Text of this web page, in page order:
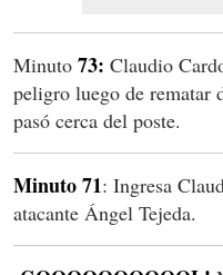
Minuto 73: Claudio
peligro luego de rematar
pasó cerca del poste.
Minuto 71: Ingresa
atacante Ángel Tejeda.